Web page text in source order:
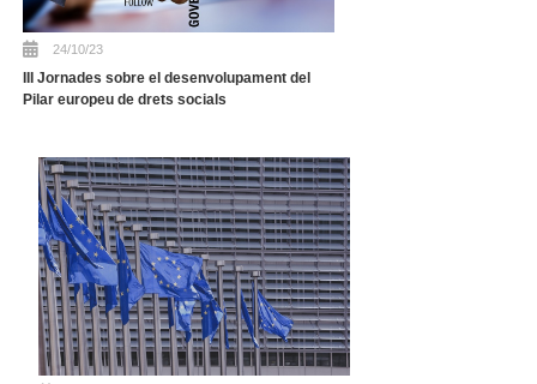
24/10/23
III Jornades sobre el desenvolupament del
Pilar europeu de drets socials